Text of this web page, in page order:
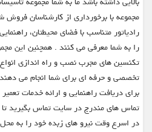
مجموعه با برخورداری از کارشناسان فروش
رادیاتور متناسب با فضای محیطتان،
را به شما معرفی می کنند . همچنین این
تکنسین های مجرب نصب و راه اندازی
تخصصی و حرفه ای برای شما انجام می
برای دریافت راهنمایی و ارائه خدمات تعمیر
تماس های مندرج در سایت تماس بگیرید تا
در اسرع وقت نیرو های زبده خود را به محل